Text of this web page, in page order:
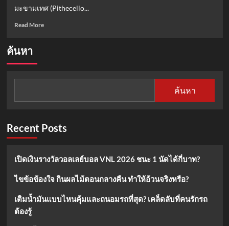
มะขามเทศ (Pithecello...
Read MoreRead
ไม้
หวาน
มาก
ค้นหา
ค้นหา
Recent Posts
เปิดเงินรางวัลวอลเลย์บอล VNL 2026 ชนะ 1 นัดได้กี่บาท?
ไขข้อข้องใจ กินผลไม้ตอนกลางคืน ทำให้อ้วนจริงหรือ?
เติมน้ำมันแบบไหนคุ้มและถนอมรถที่สุด? เคล็ดลับที่คนรักรถ
ต้องรู้